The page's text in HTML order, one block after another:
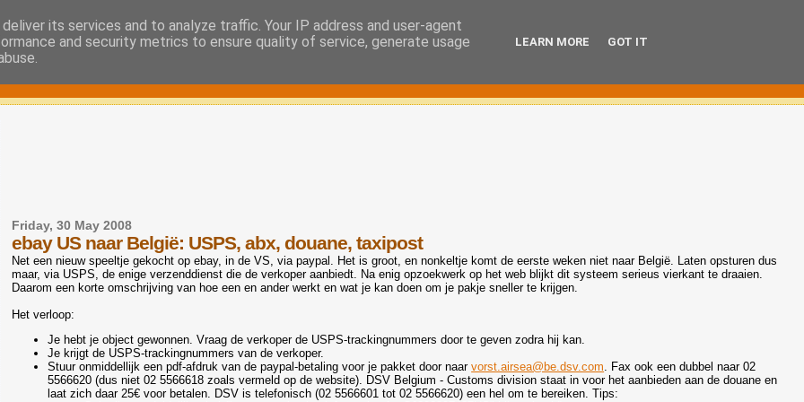
Friday, 30 May 2008
ebay US naar België: USPS, abx, douane, taxipost
Net een nieuw speeltje gekocht op ebay, in de VS, via paypal. Het is groot, en nonkeltje komt de eerste weken niet naar België. Laten opsturen dus
maar, via USPS, de enige verzenddienst die de verkoper aanbiedt. Na enig opzoekwerk op het web blijkt dit systeem serieus vierkant te draaien.
Daarom een korte omschrijving van hoe een en ander werkt en wat je kan doen om je pakje sneller te krijgen.
Het verloop:
Je hebt je object gewonnen. Vraag de verkoper de USPS-trackingnummers door te geven zodra hij kan.
Je krijgt de USPS-trackingnummers van de verkoper.
Stuur onmiddellijk een pdf-afdruk van de paypal-betaling voor je pakket door naarvorst.airsea@be.dsv.com . Fax ook een dubbel naar 02
5566620 (dus niet 02 5566618 zoals vermeld op de website). DSV Belgium - Customs division staat in voor het aanbieden aan de douane en
laat zich daar 25€ voor betalen. DSV is telefonisch (02 5566601 tot 02 5566620) een hel om te bereiken. Tips:
its services and to analyze traffic. Your IP address and user-agent
and security metrics to ensure quality of service, generate usage
LEARN MORE GOT IT